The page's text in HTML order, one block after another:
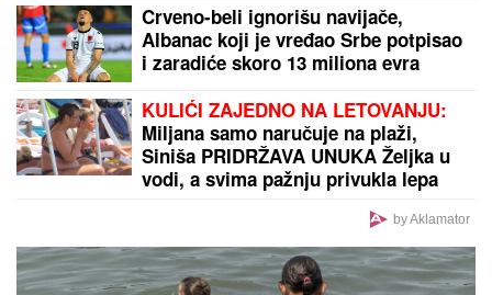
Crveno-beli ignorišu navijače,
Albanac koji je vređao Srbe potpisao
i zaradiće skoro 13 miliona evra
KULIĆI ZAJEDNO NA LETOVANJU:
Miljana samo naručuje na plaži,
Siniša PRIDRŽAVA UNUKA Željka u
vodi, a svima pažnju privukla lepa
by Aklamator